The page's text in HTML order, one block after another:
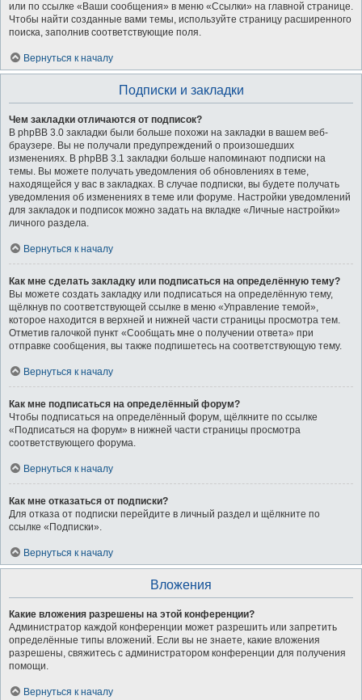
или по ссылке «Ваши сообщения» в меню «Ссылки» на главной странице.
Чтобы найти созданные вами темы, используйте страницу расширенного
поиска, заполнив соответствующие поля.
Вернуться к началу
Подписки и закладки
Чем закладки отличаются от подписок?
В phpBB 3.0 закладки были больше похожи на закладки в вашем веб-
браузере. Вы не получали предупреждений о произошедших
изменениях. В phpBB 3.1 закладки больше напоминают подписки на
темы. Вы можете получать уведомления об обновлениях в теме,
находящейся у вас в закладках. В случае подписки, вы будете получать
уведомления об изменениях в теме или форуме. Настройки уведомлений
для закладок и подписок можно задать на вкладке «Личные настройки»
личного раздела.
Вернуться к началу
Как мне сделать закладку или подписаться на определённую тему?
Вы можете создать закладку или подписаться на определённую тему,
щёлкнув по соответствующей ссылке в меню «Управление темой»,
которое находится в верхней и нижней части страницы просмотра тем.
Отметив галочкой пункт «Сообщать мне о получении ответа» при
отправке сообщения, вы также подпишетесь на соответствующую тему.
Вернуться к началу
Как мне подписаться на определённый форум?
Чтобы подписаться на определённый форум, щёлкните по ссылке
«Подписаться на форум» в нижней части страницы просмотра
соответствующего форума.
Вернуться к началу
Как мне отказаться от подписки?
Для отказа от подписки перейдите в личный раздел и щёлкните по
ссылке «Подписки».
Вернуться к началу
Вложения
Какие вложения разрешены на этой конференции?
Администратор каждой конференции может разрешить или запретить
определённые типы вложений. Если вы не знаете, какие вложения
разрешены, свяжитесь с администратором конференции для получения
помощи.
Вернуться к началу